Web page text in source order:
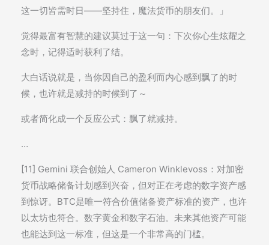
这一切皆需时日——坚持住，魔法货币的朋友们。」
觉得最富有智慧的建议莫过于这一句：下次你心生炫耀之
念时，记得适时获利了结。
大白话说就是，当你因自己的盈利而内心感到飘了的时
候，也许就是减持的时候到了～
或者简化成一个反应公式：飘了就减持。
…
[11] Gemini 联合创始人 Cameron Winklevoss：对加密
货币战略储备计划感到兴奋，但对正在考虑的数字资产感
到惊讶。BTC是唯一符合价值储备资产标准的资产，也许
以太坊也符合。数字黄金和数字石油。未来其他资产可能
也能达到这一标准，但这是一个非常高的门槛。